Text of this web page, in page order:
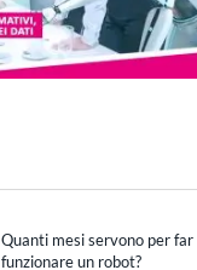
Quanti mesi servono per far
funzionare un robot?